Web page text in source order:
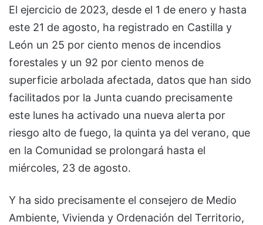
El ejercicio de 2023, desde el 1 de enero y hasta
este 21 de agosto, ha registrado en Castilla y
León un 25 por ciento menos de incendios
forestales y un 92 por ciento menos de
superficie arbolada afectada, datos que han sido
facilitados por la Junta cuando precisamente
este lunes ha activado una nueva alerta por
riesgo alto de fuego, la quinta ya del verano, que
en la Comunidad se prolongará hasta el
miércoles, 23 de agosto.
Y ha sido precisamente el consejero de Medio
Ambiente, Vivienda y Ordenación del Territorio,